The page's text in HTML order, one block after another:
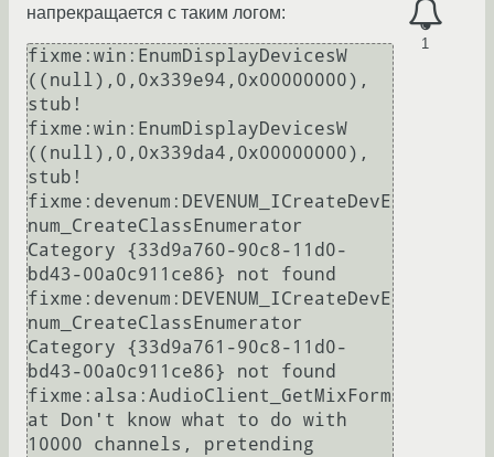
1
напрекращается с таким логом:
fixme:win:EnumDisplayDevicesW
((null),0,0x339e94,0x00000000),
stub!
fixme:win:EnumDisplayDevicesW
((null),0,0x339da4,0x00000000),
stub!
fixme:devenum:DEVENUM_ICreateDevE
num_CreateClassEnumerator
Category {33d9a760-90c8-11d0-
bd43-00a0c911ce86} not found
fixme:devenum:DEVENUM_ICreateDevE
num_CreateClassEnumerator
Category {33d9a761-90c8-11d0-
bd43-00a0c911ce86} not found
fixme:alsa:AudioClient_GetMixForm
at Don't know what to do with
10000 channels, pretending